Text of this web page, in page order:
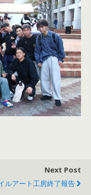
Next Post
ルアート工房終了報告